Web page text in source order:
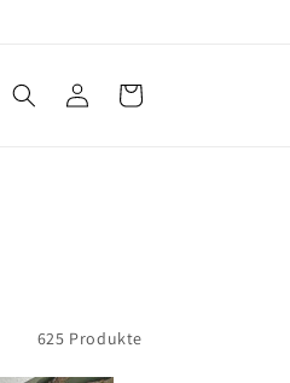
EinloggenWarenkorb
625 Produkte